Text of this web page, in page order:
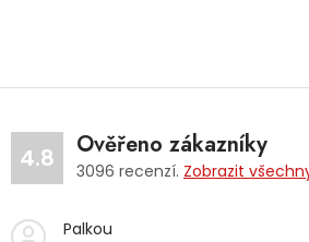
4.8 Ověřeno zákazníky
3096 recenzí. Zobrazit
Palkou